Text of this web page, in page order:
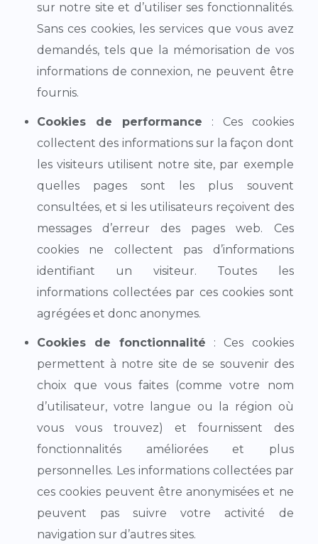
sur notre site et d’utiliser ses fonctionnalités.
Sans ces cookies, les services que vous avez
demandés, tels que la mémorisation de vos
informations de connexion, ne peuvent être
fournis.
Cookies de performance : Ces cookies
collectent des informations sur la façon dont
les visiteurs utilisent notre site, par exemple
quelles pages sont les plus souvent
consultées, et si les utilisateurs reçoivent des
messages d’erreur des pages web. Ces
cookies ne collectent pas d’informations
identifiant un visiteur. Toutes les
informations collectées par ces cookies sont
agrégées et donc anonymes.
Cookies de fonctionnalité : Ces cookies
permettent à notre site de se souvenir des
choix que vous faites (comme votre nom
d’utilisateur, votre langue ou la région où
vous vous trouvez) et fournissent des
fonctionnalités améliorées et plus
personnelles. Les informations collectées par
ces cookies peuvent être anonymisées et ne
peuvent pas suivre votre activité de
navigation sur d’autres sites.